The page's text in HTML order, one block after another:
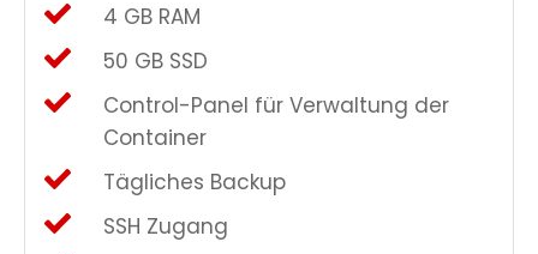
4 GB RAM
50 GB SSD
Control-Panel für Verwaltung der
Container
Tägliches Backup
SSH Zugang